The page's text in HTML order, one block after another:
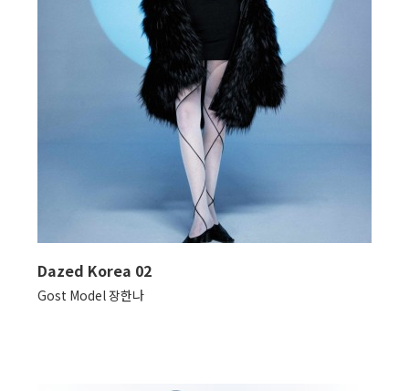
Dazed Korea 02
Gost Model 장한나